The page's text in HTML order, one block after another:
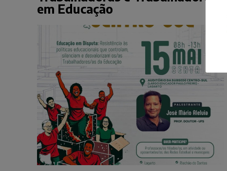
em Educação